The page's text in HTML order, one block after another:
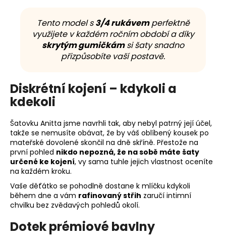
Tento model s3/4 rukávemperfektně
využijete v každém ročním období a díky
skrytým gumičkámsi šaty snadno
přizpůsobíte vaší postavě.
Diskrétní kojení – kdykoli a
kdekoli
Šatovku Anitta jsme navrhli tak, aby nebyl patrný její účel,
takže se nemusíte obávat, že by váš oblíbený kousek po
mateřské dovolené skončil na dně skříně. Přestože na
první pohled nikdo nepozná, že na sobě máte šaty
určené ke kojení, vy sama tuhle jejich vlastnost oceníte
na každém kroku.
Vaše děťátko se pohodlně dostane k mlíčku kdykoli
během dne a vám rafinovaný střih zaručí intimní
chvilku bez zvědavých pohledů okolí.
Dotek prémiové bavlny